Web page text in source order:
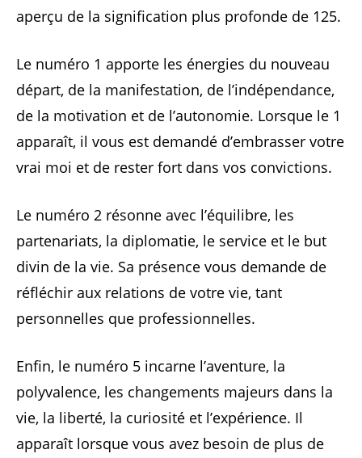
aperçu de la signification plus profonde de 125.
Le numéro 1 apporte les énergies du nouveau
départ, de la manifestation, de l’indépendance,
de la motivation et de l’autonomie. Lorsque le 1
apparaît, il vous est demandé d’embrasser votre
vrai moi et de rester fort dans vos convictions.
Le numéro 2 résonne avec l’équilibre, les
partenariats, la diplomatie, le service et le but
divin de la vie. Sa présence vous demande de
réfléchir aux relations de votre vie, tant
personnelles que professionnelles.
Enfin, le numéro 5 incarne l’aventure, la
polyvalence, les changements majeurs dans la
vie, la liberté, la curiosité et l’expérience. Il
apparaît lorsque vous avez besoin de plus de